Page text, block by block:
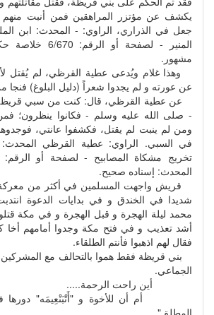
يكشف عن مؤتزر المراهقين فمن أنبت منهم
جعل في الذراري، الراوي: - المحدث: ابن
المنير - لصفحة أو
مشهور.
وهذا غلام ويُدعى عطية القرظي، لم يُقتل
عن عورته و لم يجدوا شعراً (دليل البلوغ) فنجا
عن عطية القرظي، قال: كنت من سبي قريظة،
- صلى الله عليه وسلم - فكانوا ينظرون؛ فمن
ومن لم ينبت لم يقتل، فكشفوا عانتي، فوجدوها
في السبي. الراوي: عطية القرظي المحدث:
المحدث: إسناده صحيح.
قريش واجهت المسلمين في أكثر من معركة
شديدا في الخندق و في بدايات الدعوة انتدبت
محمد ليلة الهجرة و قبل الهجرة و في مكة قتلوا
أشد تعذيب و في فتح مكة وجدوا أمامهم أخا
فقال لهم اذهبوا فأنتم الطلقاء.
بني قريظة فقط هموا بالتحالف مع المشركين
الجماعي.
أين راحت الرحمة.....
أم أن للأخوة و "أَتْبَنْعِيمَه" دورها في
المطلق".